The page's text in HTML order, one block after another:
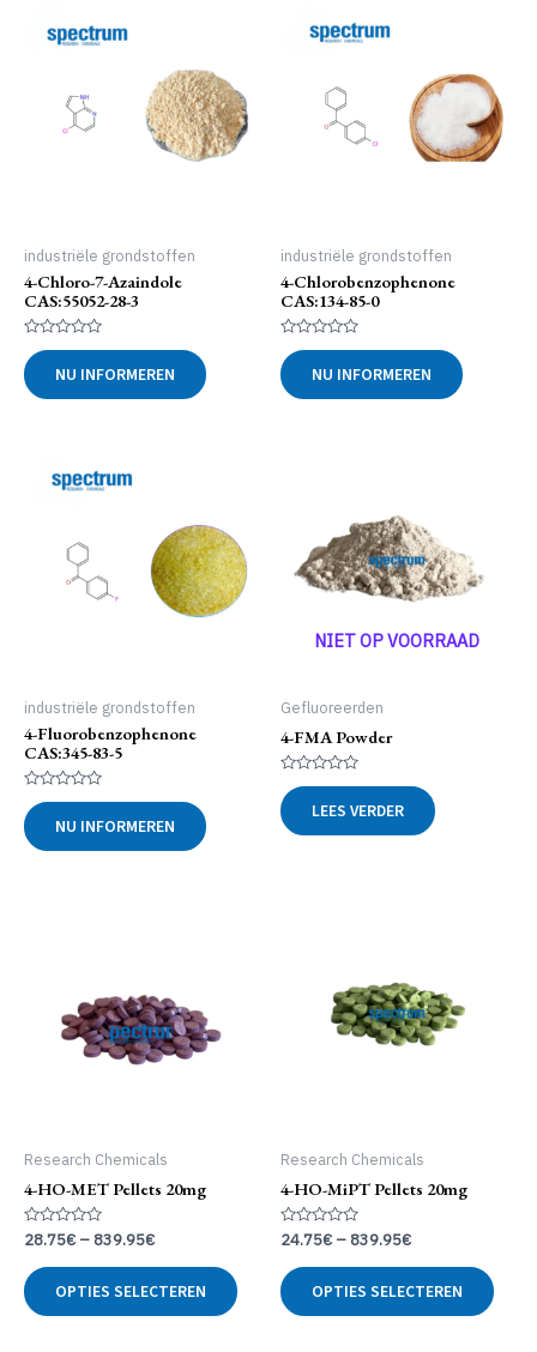
industriële grondstoffen
4-Chloro-7-Azaindole
CAS:55052-28-3
Gewaardeerd
0
uit
5
NU INFORMEREN
industriële grondstoffen
4-Chlorobenzophenone
CAS:134-85-0
Gewaardeerd
0
uit
5
NU INFORMEREN
industriële grondstoffen
4-Fluorobenzophenone
CAS:345-83-5
Gewaardeerd
0
uit
5
NU INFORMEREN
NIET OP VOORRAAD
Gefluoreerden
4-FMA Powder
Gewaardeerd
0
uit
5
LEES VERDER
Research Chemicals
4-HO-MET Pellets 20mg
Gewaardeerd
uit
5
28.75€ – 839.95€
OPTIES SELECTEREN
product
Research Chemicals
4-HO-MiPT Pellets 20mg
Gewaardeerd
uit
5
24.75€ – 839.95€
OPTIES SELECTEREN